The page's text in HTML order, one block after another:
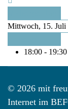
Mittwoch, 15. Juli
18:00 - 19:30
© 2026 mit
Internet im